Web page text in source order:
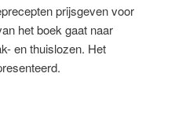
prijsgeven voor
het boek gaat naar
en thuislozen. Het